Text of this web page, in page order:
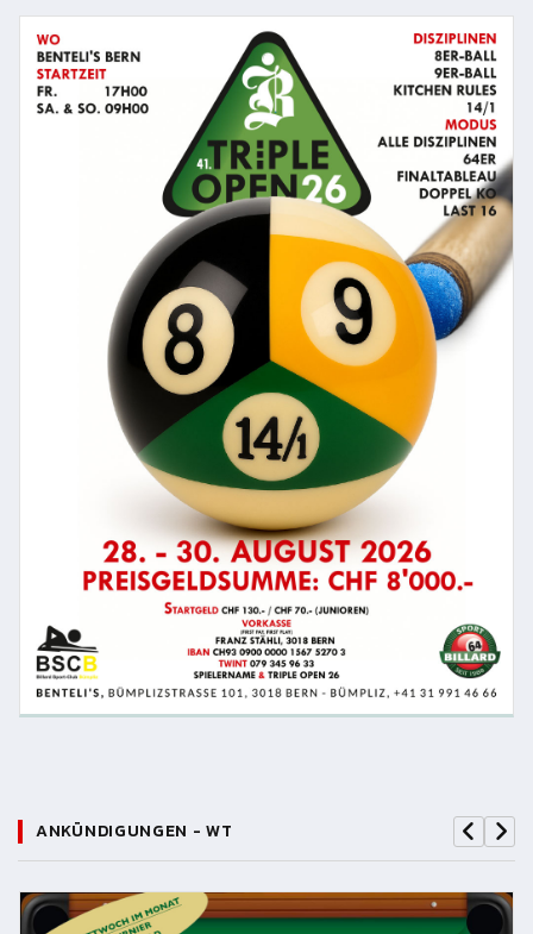
ANKÜNDIGUNGEN - WT